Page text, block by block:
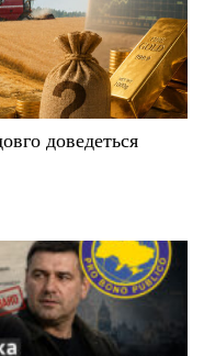
доведеться